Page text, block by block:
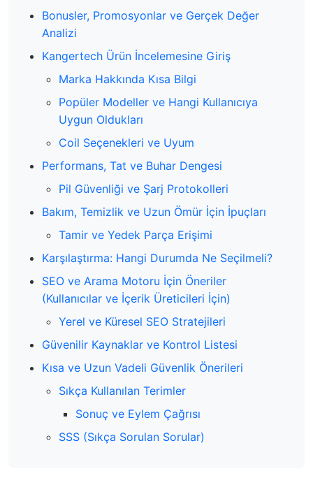
Bonusler, Promosyonlar ve Gerçek Değer
Analizi
Kangertech Ürün İncelemesine Giriş
Marka Hakkında Kısa Bilgi
Popüler Modeller ve Hangi Kullanıcıya
Uygun Oldukları
Coil Seçenekleri ve Uyum
Performans, Tat ve Buhar Dengesi
Pil Güvenliği ve Şarj Protokolleri
Bakım, Temizlik ve Uzun Ömür İçin İpuçları
Tamir ve Yedek Parça Erişimi
Karşılaştırma: Hangi Durumda Ne Seçilmeli?
SEO ve Arama Motoru İçin Öneriler
(Kullanıcılar ve İçerik Üreticileri İçin)
Yerel ve Küresel SEO Stratejileri
Güvenilir Kaynaklar ve Kontrol Listesi
Kısa ve Uzun Vadeli Güvenlik Önerileri
Sıkça Kullanılan Terimler
Sonuç ve Eylem Çağrısı
SSS (Sıkça Sorulan Sorular)